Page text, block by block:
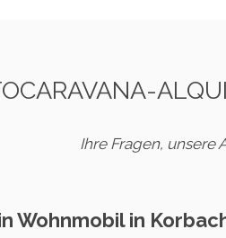
Ihre Fragen, unsere
Wohnmobil in